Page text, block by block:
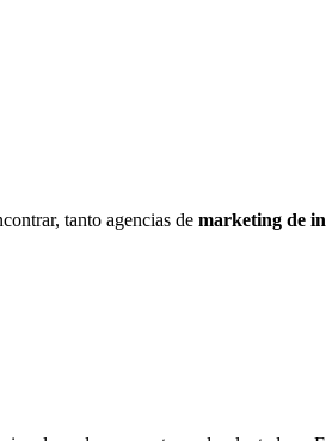
tanto agencias de marketing de